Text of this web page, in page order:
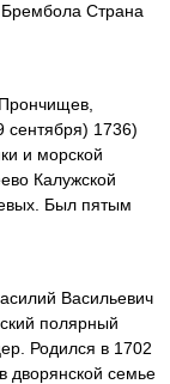
Страна
сентября) 1736)
и морской
Калужской
Был пятым
Васильевич
полярный
Родился в 1702
дворянской семье